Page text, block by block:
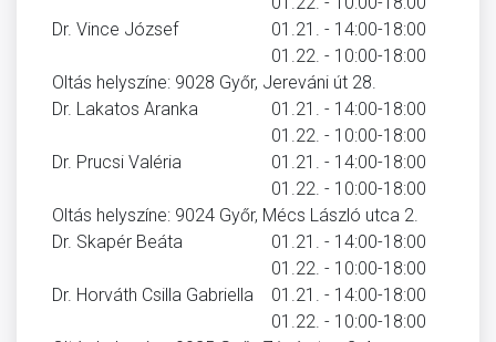
Dr. Vince József
01.21. - 14:00-18:00
01.22. - 10:00-18:00
Oltás helyszíne: 9028 Győr, Jereváni út 28.
Dr. Lakatos Aranka
01.21. - 14:00-18:00
01.22. - 10:00-18:00
Dr. Prucsi Valéria
01.21. - 14:00-18:00
01.22. - 10:00-18:00
Oltás helyszíne: 9024 Győr, Mécs László utca 2.
Dr. Skapér Beáta
01.21. - 14:00-18:00
01.22. - 10:00-18:00
Dr. Horváth Csilla Gabriella
01.21. - 14:00-18:00
01.22. - 10:00-18:00